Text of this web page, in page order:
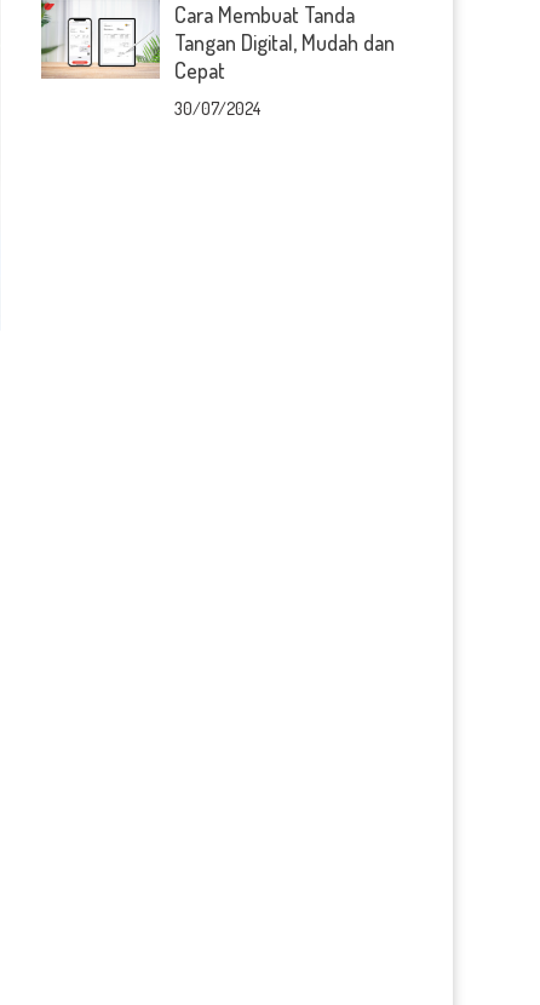
Cara Membuat Tanda
Tangan Digital, Mudah dan
Cepat
30/07/2024